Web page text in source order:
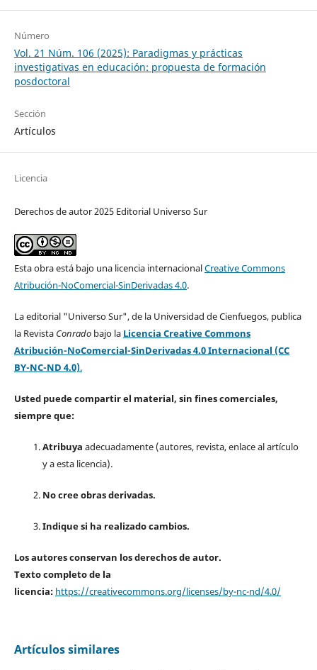
Número
Vol. 21 Núm. 106 (2025): Paradigmas y prácticas
investigativas en educación: propuesta de formación
posdoctoral
Sección
Artículos
Licencia
Derechos de autor 2025 Editorial Universo Sur
Esta obra está bajo una licencia internacionalCreative Commons
Atribución-NoComercial-SinDerivadas 4.0.
La editorial "Universo Sur", de la Universidad de Cienfuegos, publica
la Revista Conradobajo la Licencia Creative Commons
Atribución-NoComercial-SinDerivadas 4.0 Internacional (CC
BY-NC-ND 4.0).
Usted puede compartir el material, sin fines comerciales,
siempre que:
Atribuya adecuadamente (autores, revista, enlace al artículo
y a esta licencia).
No cree obras derivadas.
Indique si ha realizado cambios.
Los autores conservan los derechos de autor.
Texto completo de la
licencia: https://creativecommons.org/licenses/by-nc-nd/4.0/
Artículos similares